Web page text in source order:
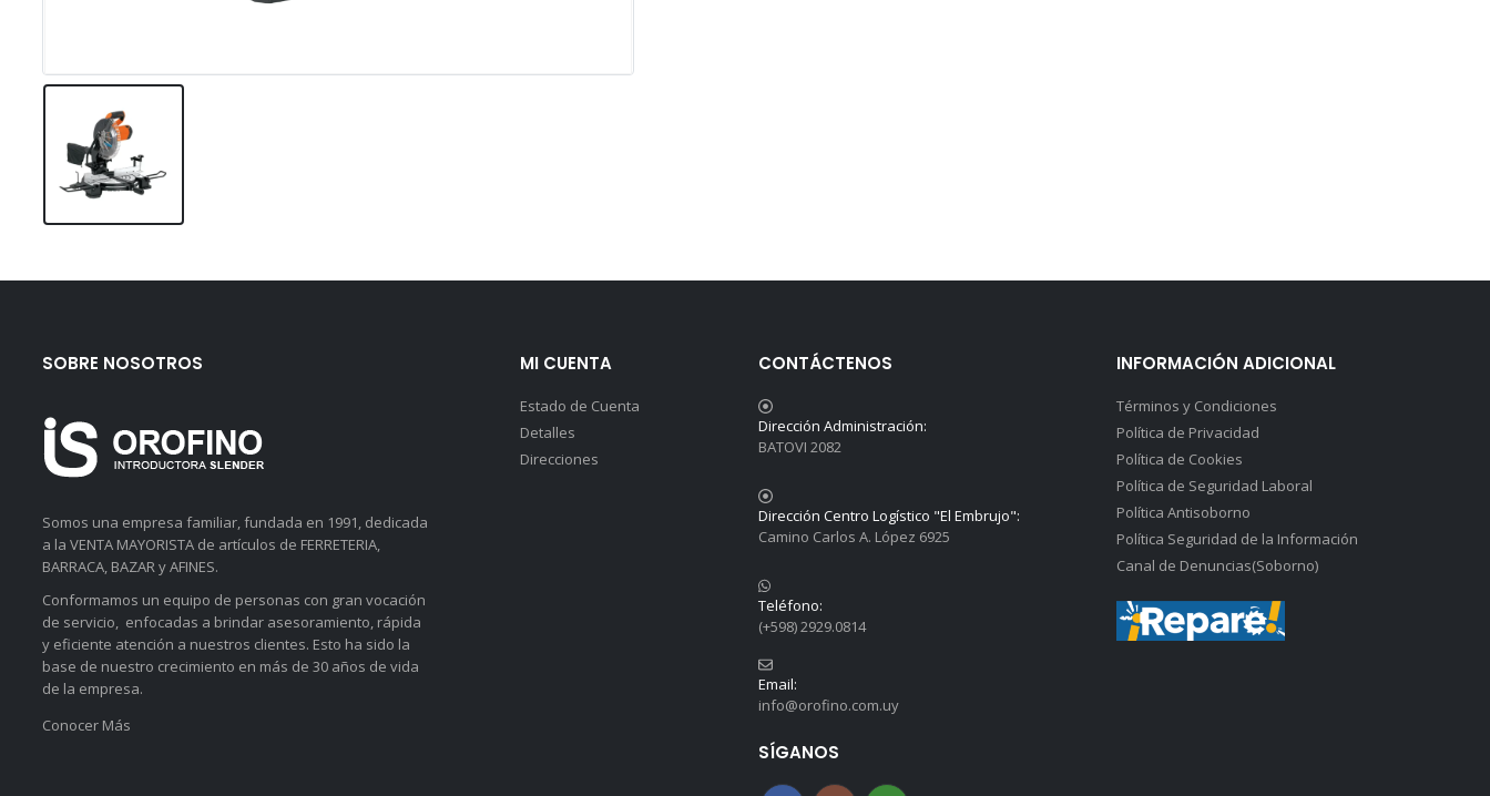
SOBRE NOSOTROS
Somos una empresa familiar, fundada en 1991, dedicada
a la VENTA MAYORISTA de artículos de FERRETERIA,
BARRACA, BAZAR y AFINES.
Conformamos un equipo de personas con gran vocación
de servicio, enfocadas a brindar asesoramiento, rápida
y eficiente atención a nuestros clientes. Esto ha sido la
base de nuestro crecimiento en más de 30 años de vida
de la empresa.
Conocer Más
MI CUENTA
Estado de Cuenta
Detalles
Direcciones
CONTÁCTENOS
Dirección Administración:
BATOVI 2082
Dirección Centro Logístico "El Embrujo":
Camino Carlos A. López 6925
Teléfono:
(+598) 2929.0814
Email:
info@orofino.com.uy
SÍGANOS
INFORMACIÓN ADICIONAL
Términos y Condiciones
Política de Privacidad
Política de Cookies
Política de Seguridad Laboral
Política Antisoborno
Política Seguridad de la Información
Canal de Denuncias(Soborno)